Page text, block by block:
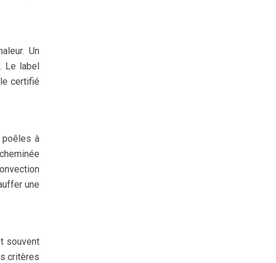
Un
Le label
certifié
poêles à
une
souvent
critères